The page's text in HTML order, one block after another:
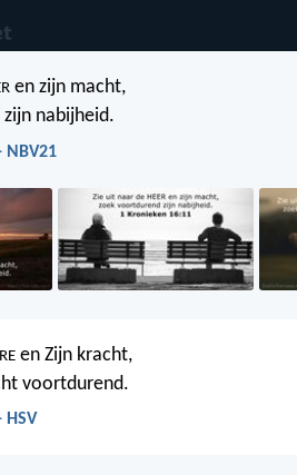
en zijn macht,
nabijheid.
NBV21
en Zijn kracht,
voortdurend.
HSV